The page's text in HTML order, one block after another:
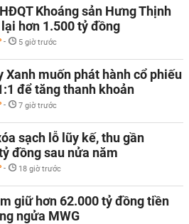
Khoáng sản Hưng Thịnh
hơn 1.500 tỷ đồng
- 5 giờ trước
Xanh muốn phát hành cổ phiếu
để tăng thanh khoản
- 7 giờ trước
sạch lỗ lũy kế, thu gần
đồng sau nửa năm
- 18 giờ trước
giữ hơn 62.000 tỷ đồng tiền
ngửa MWG